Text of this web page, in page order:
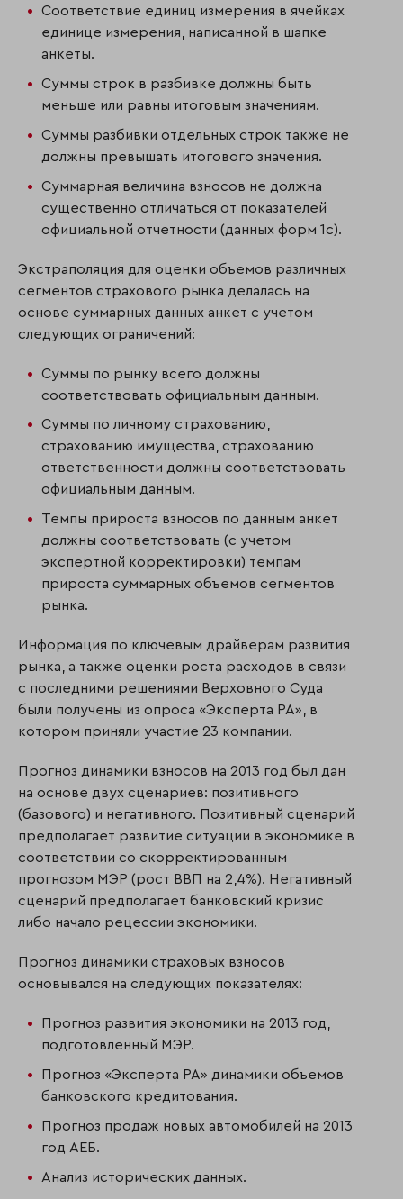
Соответствие единиц измерения в ячейках
единице измерения, написанной в шапке
анкеты.
Суммы строк в разбивке должны быть
меньше или равны итоговым значениям.
Суммы разбивки отдельных строк также не
должны превышать итогового значения.
Суммарная величина взносов не должна
существенно отличаться от показателей
официальной отчетности (данных форм 1с).
Экстраполяция для оценки объемов различных
сегментов страхового рынка делалась на
основе суммарных данных анкет с учетом
следующих ограничений:
Суммы по рынку всего должны
соответствовать официальным данным.
Суммы по личному страхованию,
страхованию имущества, страхованию
ответственности должны соответствовать
официальным данным.
Темпы прироста взносов по данным анкет
должны соответствовать (с учетом
экспертной корректировки) темпам
прироста суммарных объемов сегментов
рынка.
Информация по ключевым драйверам развития
рынка, а также оценки роста расходов в связи
с последними решениями Верховного Суда
были получены из опроса «Эксперта РА», в
котором приняли участие 23 компании.
Прогноз динамики взносов на 2013 год был дан
на основе двух сценариев: позитивного
(базового) и негативного. Позитивный сценарий
предполагает развитие ситуации в экономике в
соответствии со скорректированным
прогнозом МЭР (рост ВВП на 2,4%). Негативный
сценарий предполагает банковский кризис
либо начало рецессии экономики.
Прогноз динамики страховых взносов
основывался на следующих показателях:
Прогноз развития экономики на 2013 год,
подготовленный МЭР.
Прогноз «Эксперта РА» динамики объемов
банковского кредитования.
Прогноз продаж новых автомобилей на 2013
год АЕБ.
Анализ исторических данных.